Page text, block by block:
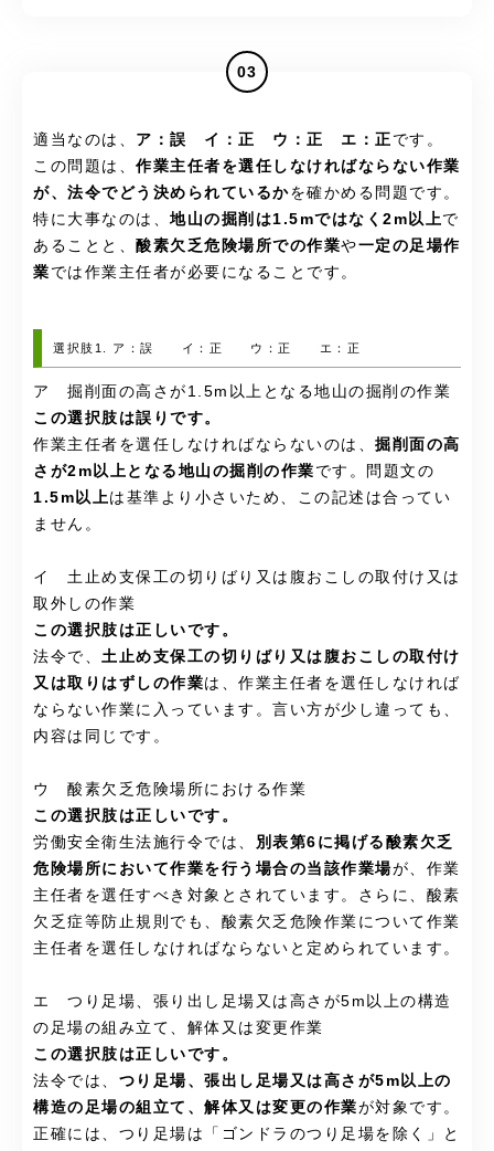
03
適当なのは、 ア：誤 イ：正 ウ：正 エ：正 です。
この問題は、 作業主任者を選任しなければならない作業
が、法令でどう決められているかを確かめる問題です。
特に大事なのは、 地山の掘削は1.5mではなく2m以上で
あることと、 酸素欠乏危険場所での作業や一定の足場作
業 では作業主任者が必要になることです。
選択肢1. ア：誤 イ：正 ウ：正 エ：正
ア 掘削面の高さが1.5m以上となる地山の掘削の作業
この選択肢は誤りです。
作業主任者を選任しなければならないのは、 掘削面の高
さが2m以上となる地山の掘削の作業 です。問題文の
1.5m以上は基準より小さいため、この記述は合ってい
ません。
イ 土止め支保工の切りばり又は腹おこしの取付け又は
取外しの作業
この選択肢は正しいです。
法令で、 土止め支保工の切りばり又は腹おこしの取付け
又は取りはずしの作業は、作業主任者を選任しなければ
ならない作業に入っています。言い方が少し違っても、
内容は同じです。
ウ 酸素欠乏危険場所における作業
この選択肢は正しいです。
労働安全衛生法施行令では、 別表第6に掲げる酸素欠乏
危険場所において作業を行う場合の当該作業場が、作業
主任者を選任すべき対象とされています。さらに、酸素
欠乏症等防止規則でも、酸素欠乏危険作業について作業
主任者を選任しなければならないと定められています。
エ つり足場、張り出し足場又は高さが5m以上の構造
の足場の組み立て、解体又は変更作業
この選択肢は正しいです。
法令では、 つり足場、張出し足場又は高さが5m以上の
構造の足場の組立て、解体又は変更の作業が対象です。
正確には、つり足場は「ゴンドラのつり足場を除く」と